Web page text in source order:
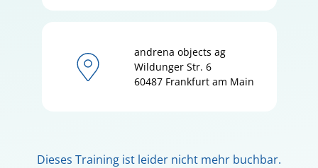
andrena objects ag
Wildunger Str. 6
60487 Frankfurt am Main
Dieses Training ist leider nicht mehr buchbar.